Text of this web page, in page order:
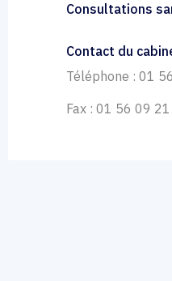
Consultations
Contact du
Téléphone : 01
Fax : 01 56 09